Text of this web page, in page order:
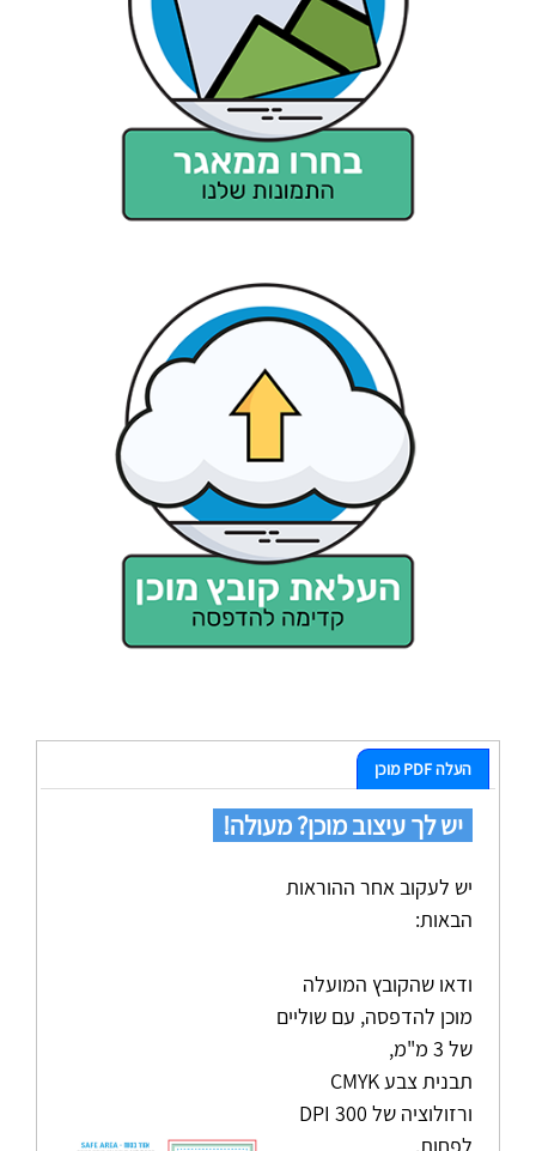
העלה PDF מוכן
יש לך עיצוב מוכן? מעולה!
יש לעקוב אחר ההוראות
הבאות:
ודאו שהקובץ המועלה
מוכן להדפסה, עם שוליים
של 3 מ"מ,
תבנית צבע CMYK
ורזולוציה של 300 DPI